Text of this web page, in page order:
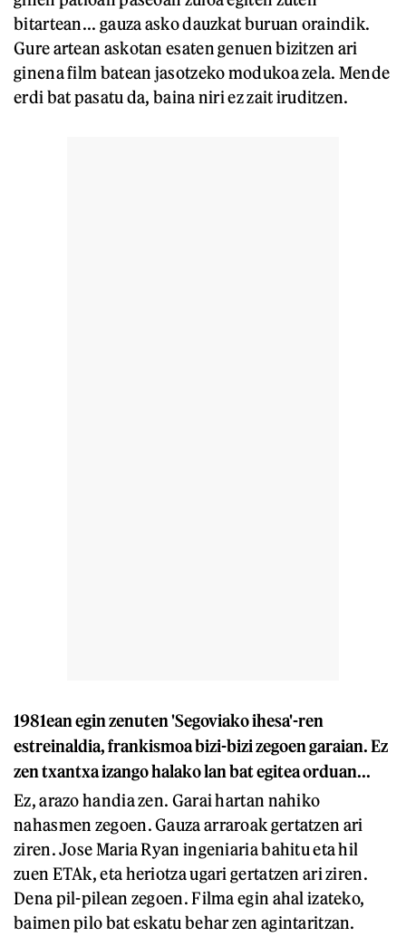
bitartean... gauza asko dauzkat buruan oraindik.
Gure artean askotan esaten genuen bizitzen ari
ginena film batean jasotzeko modukoa zela. Mende
erdi bat pasatu da, baina niri ez zait iruditzen.
1981ean egin zenuten 'Segoviako ihesa'-ren
estreinaldia, frankismoa bizi-bizi zegoen garaian. Ez
zen txantxa izango halako lan bat egitea orduan...
Ez, arazo handia zen. Garai hartan nahiko
nahasmen zegoen. Gauza arraroak gertatzen ari
ziren. Jose Maria Ryan ingeniaria bahitu eta hil
zuen ETAk, eta heriotza ugari gertatzen ari ziren.
Dena pil-pilean zegoen. Filma egin ahal izateko,
baimen pilo bat eskatu behar zen agintaritzan.